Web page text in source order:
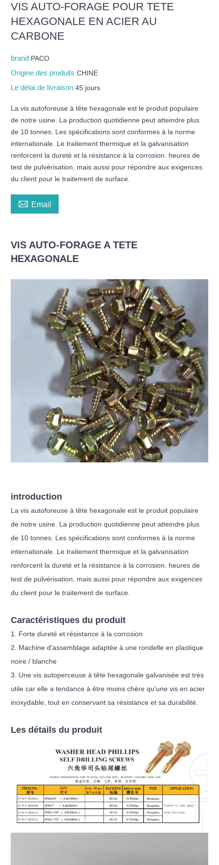
VIS AUTO-FORAGE POUR TETE
HEXAGONALE EN ACIER AU
CARBONE
brand PACO
Origine des produitsCHINE
Le délai de livraison45 jours
La vis autoforeuse à tête hexagonale est le produit populaire
de notre usine. La production quotidienne peut atteindre plus
de 10 tonnes. Les spécifications sont conformes à la norme
internationale. Le traitement thermique et la galvanisation
renforcent la dureté et la résistance à la corrosion. heures de
test de pulvérisation, mais aussi pour répondre aux exigences
du client pour le traitement de surface.
 Email
VIS AUTO-FORAGE A TETE
HEXAGONALE
introduction
La vis autoforeuse à tête hexagonale est le produit populaire
de notre usine. La production quotidienne peut atteindre plus
de 10 tonnes. Les spécifications sont conformes à la norme
internationale. Le traitement thermique et la galvanisation
renforcent la dureté et la résistance à la corrosion. heures de
test de pulvérisation, mais aussi pour répondre aux exigences
du client pour le traitement de surface.
Caractéristiques du produit
1. Forte dureté et résistance à la corrosion
2. Machine d'assemblage adaptée à une rondelle en plastique
noire / blanche
3. Une vis autoperceuse à tête hexagonale galvanisée est très
utile car elle a tendance à être moins chère qu'une vis en acier
inoxydable, tout en conservant sa résistance et sa durabilité.
Les détails du produit